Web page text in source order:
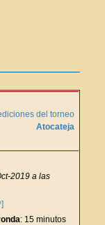
del torneo
Atocateja
2019 a las
: 15 minutos